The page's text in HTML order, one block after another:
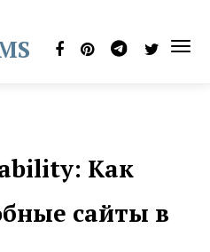
Как
сайты в